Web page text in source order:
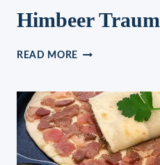
Himbeer Traum
READ MORE HIMBEER